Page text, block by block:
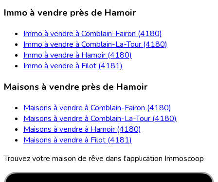
Immo à vendre près de Hamoir
Immo à vendre à Comblain-Fairon (4180)
Immo à vendre à Comblain-La-Tour (4180)
Immo à vendre à Hamoir (4180)
Immo à vendre à Filot (4181)
Maisons à vendre près de Hamoir
Maisons à vendre à Comblain-Fairon (4180)
Maisons à vendre à Comblain-La-Tour (4180)
Maisons à vendre à Hamoir (4180)
Maisons à vendre à Filot (4181)
Trouvez votre maison de rêve dans l'application Immoscoop